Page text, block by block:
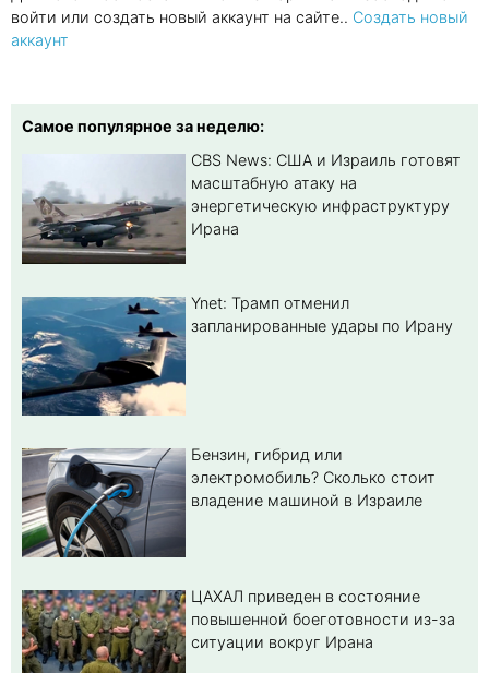
войти или создать новый аккаунт на сайте.. Создать новый
аккаунт
Самое популярное за неделю:
CBS News: США и Израиль готовят
масштабную атаку на
энергетическую инфраструктуру
Ирана
Ynet: Трамп отменил
запланированные удары по Ирану
Бензин, гибрид или
электромобиль? Cколько стоит
владение машиной в Израиле
ЦАХАЛ приведен в состояние
повышенной боеготовности из-за
ситуации вокруг Ирана